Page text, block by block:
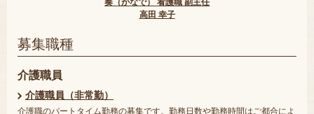
高田 幸子
募集職種
介護職員
介護職員（非常勤）
介護職のパートタイム勤務の募集です。勤務日数や勤務時間はご都合によ